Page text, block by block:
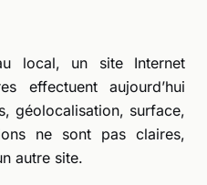
local, un site Internet
effectuent aujourd’hui
géolocalisation, surface,
ne sont pas claires,
autre site.